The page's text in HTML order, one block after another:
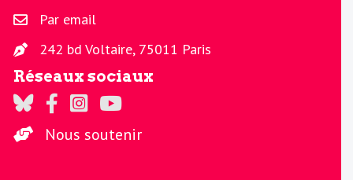
Par email
242 bd Voltaire, 75011 Paris
Réseaux sociaux
Regards sur Twitter
Regards sur Facebook
Regards sur Instagram
La chaine Regards sur Youtube
Nous soutenir